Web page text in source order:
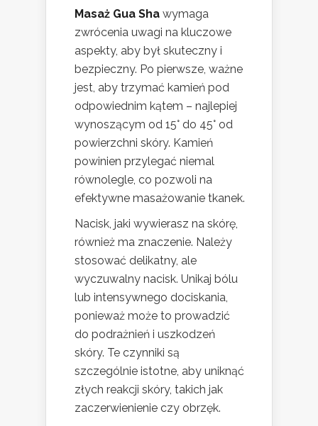
Masaż Gua Sha wymaga
zwrócenia uwagi na kluczowe
aspekty, aby był skuteczny i
bezpieczny. Po pierwsze, ważne
jest, aby trzymać kamień pod
odpowiednim kątem – najlepiej
wynoszącym od 15° do 45° od
powierzchni skóry. Kamień
powinien przylegać niemal
równolegle, co pozwoli na
efektywne masażowanie tkanek.
Nacisk, jaki wywierasz na skórę,
również ma znaczenie. Należy
stosować delikatny, ale
wyczuwalny nacisk. Unikaj bólu
lub intensywnego dociskania,
ponieważ może to prowadzić
do podrażnień i uszkodzeń
skóry. Te czynniki są
szczególnie istotne, aby uniknąć
złych reakcji skóry, takich jak
zaczerwienienie czy obrzęk.